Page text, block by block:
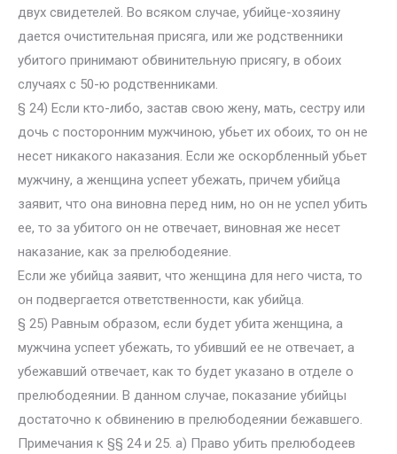
двух свидетелей. Во всяком случае, убийце-хозяину
дается очистительная присяга, или же родственники
убитого принимают обвинительную присягу, в обоих
случаях с 50-ю родственниками.
§ 24) Если кто-либо, застав свою жену, мать, сестру или
дочь с посторонним мужчиною, убьет их обоих, то он не
несет никакого наказания. Если же оскорбленный убьет
мужчину, а женщина успеет убежать, причем убийца
заявит, что она виновна перед ним, но он не успел убить
ее, то за убитого он не отвечает, виновная же несет
наказание, как за прелюбодеяние.
Если же убийца заявит, что женщина для него чиста, то
он подвергается ответственности, как убийца.
§ 25) Равным образом, если будет убита женщина, а
мужчина успеет убежать, то убивший ее не отвечает, а
убежавший отвечает, как то будет указано в отделе о
прелюбодеянии. В данном случае, показание убийцы
достаточно к обвинению в прелюбодеянии бежавшего.
Примечания к §§ 24 и 25. а) Право убить прелюбодеев